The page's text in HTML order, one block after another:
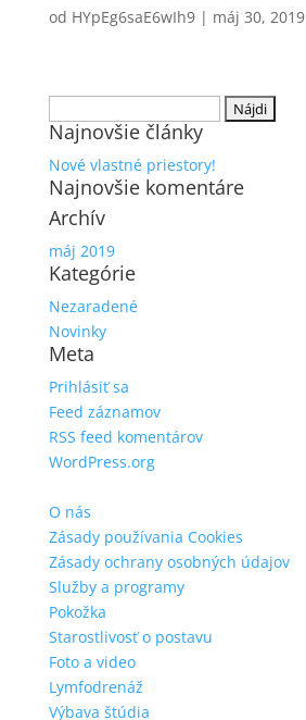
od HYpEg6saE6wIh9| máj 30, 2019
Najnovšie články
Nové vlastné priestory!
Najnovšie komentáre
Archív
máj 2019
Kategórie
Nezaradené
Novinky
Meta
Prihlásiť sa
Feed záznamov
RSS feed komentárov
WordPress.org
O nás
Zásady používania Cookies
Zásady ochrany osobných údajov
Služby a programy
Pokožka
Starostlivosť o postavu
Foto a video
Lymfodrenáž
Výbava štúdia